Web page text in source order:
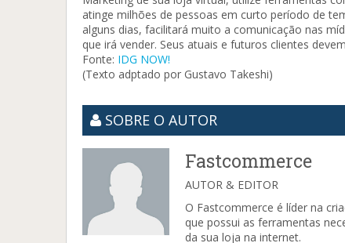
atinge milhões de pessoas em curto período de
alguns dias, facilitará muito a comunicação nas
que irá vender. Seus atuais e futuros clientes
Fonte: IDG NOW!
(Texto adptado por Gustavo Takeshi)
SOBRE O AUTOR
Fastcommerce
AUTOR & EDITOR
O Fastcommerce é líder na
que possui as ferramentas
da sua loja na internet.